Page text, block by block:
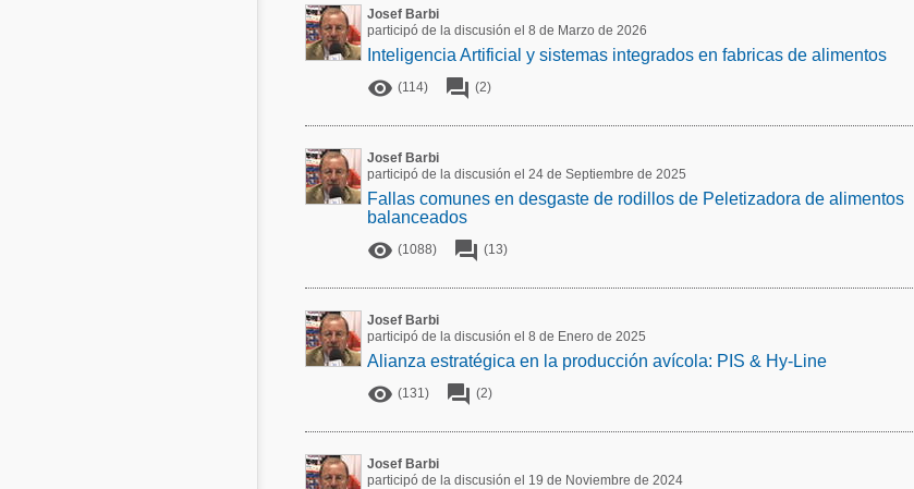
Acuacultura
Avicultura
Porcicultura
Lechería
Balanceados - Piensos
Comunidades en portugués
Avicultura
Porcicultura
Josef Barbi
participó de la discusión el 8 de Marzo de 2026
Inteligencia Artificial y sistemas integrados en fabricas de alimentos
 (114)  (2)
Josef Barbi
participó de la discusión el 24 de Septiembre de 2025
Fallas comunes en desgaste de rodillos de Peletizadora de alimentos
balanceados
 (1088)  (13)
Josef Barbi
participó de la discusión el 8 de Enero de 2025
Alianza estratégica en la producción avícola: PIS & Hy-Line
 (131)  (2)
Josef Barbi
participó de la discusión el 19 de Noviembre de 2024